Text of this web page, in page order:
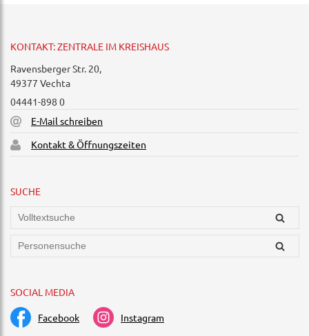
KONTAKT: ZENTRALE IM KREISHAUS
Ravensberger Str. 20,
49377 Vechta
04441-898 0
E-Mail schreiben
Kontakt & Öffnungszeiten
SUCHE
SOCIAL MEDIA
Facebook Instagram